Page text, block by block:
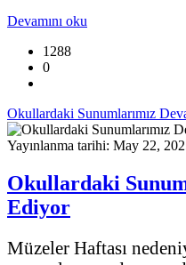
Devamını oku
1288
0
Okullardaki Sunumlarımız
Yayınlanma tarihi: May 22,
Okullardaki
Ediyor
Müzeler Haftası